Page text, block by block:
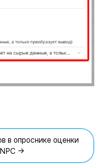
в опроснике оценки
→